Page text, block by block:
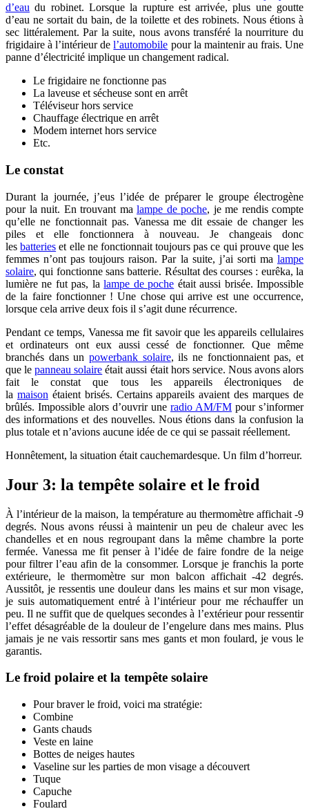
d’eau du robinet. Lorsque la rupture est arrivée, plus une goutte
d’eau ne sortait du bain, de la toilette et des robinets. Nous étions à
sec littéralement. Par la suite, nous avons transféré la nourriture du
frigidaire à l’intérieur del’automobile pour la maintenir au frais. Une
panne d’électricité implique un changement radical.
Le frigidaire ne fonctionne pas
La laveuse et sécheuse sont en arrêt
Téléviseur hors service
Chauffage électrique en arrêt
Modem internet hors service
Etc.
Le constat
Durant la journée, j’eus l’idée de préparer le groupe électrogène
pour la nuit. En trouvant ma lampe de poche, je me rendis compte
qu’elle ne fonctionnait pas. Vanessa me dit essaie de changer les
piles et elle fonctionnera à nouveau. Je changeais donc
lesbatteries et elle ne fonctionnait toujours pas ce qui prouve que les
femmes n’ont pas toujours raison. Par la suite, j’ai sorti ma lampe
solaire, qui fonctionne sans batterie. Résultat des courses : eurêka, la
lumière ne fut pas, lalampe de poche était aussi brisée. Impossible
de la faire fonctionner ! Une chose qui arrive est une occurrence,
lorsque cela arrive deux fois il s’agit dune récurrence.
Pendant ce temps, Vanessa me fit savoir que les appareils cellulaires
et ordinateurs ont eux aussi cessé de fonctionner. Que même
branchés dans un powerbank solaire, ils ne fonctionnaient pas, et
que lepanneau solaire était aussi était hors service. Nous avons alors
fait le constat que tous les appareils électroniques de
la maison étaient brisés. Certains appareils avaient des marques de
brûlés. Impossible alors d’ouvrir une radio AM/FM pour s’informer
des informations et des nouvelles. Nous étions dans la confusion la
plus totale et n’avions aucune idée de ce qui se passait réellement.
Honnêtement, la situation était cauchemardesque. Un film d’horreur.
Jour 3: la tempête solaire et le froid
À l’intérieur de la maison, la température au thermomètre affichait -9
degrés. Nous avons réussi à maintenir un peu de chaleur avec les
chandelles et en nous regroupant dans la même chambre la porte
fermée. Vanessa me fit penser à l’idée de faire fondre de la neige
pour filtrer l’eau afin de la consommer. Lorsque je franchis la porte
extérieure, le thermomètre sur mon balcon affichait -42 degrés.
Aussitôt, je ressentis une douleur dans les mains et sur mon visage,
je suis automatiquement entré à l’intérieur pour me réchauffer un
peu. Il ne suffit que de quelques secondes à l’extérieur pour ressentir
l’effet désagréable de la douleur de l’engelure dans mes mains. Plus
jamais je ne vais ressortir sans mes gants et mon foulard, je vous le
garantis.
Le froid polaire et la tempête solaire
Pour braver le froid, voici ma stratégie:
Combine
Gants chauds
Veste en laine
Bottes de neiges hautes
Vaseline sur les parties de mon visage a découvert
Tuque
Capuche
Foulard